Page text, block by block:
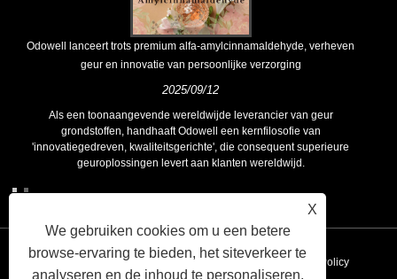
Odowell lanceert trots premium alfa-amylcinnamaldehyde, verheven
geur en innovatie van persoonlijke verzorging
2025/09/12
Als een toonaangevende wereldwijde leverancier van geur
grondstoffen, handhaaft Odowell een kernfilosofie van
'innovatiegedreven, kwaliteitsgerichte', die consequent superieure
geuroplossingen levert aan klanten wereldwijd.
Sitemap RSS Privacy Policy
X
We gebruiken cookies om u een betere
browse-ervaring te bieden, het siteverkeer te
analyseren en de inhoud te personaliseren.